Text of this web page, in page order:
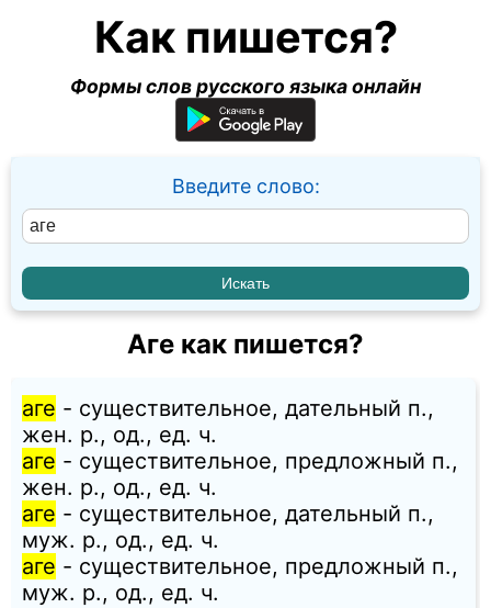
Как пишется?
Формы слов русского языка онлайн
Введите слово:
Аге как пишется?
аге - существительное, дательный п.,
жен. p., од., ед. ч.
аге - существительное, предложный п.,
жен. p., од., ед. ч.
аге - существительное, дательный п.,
муж. p., од., ед. ч.
аге - существительное, предложный п.,
муж. p., од., ед. ч.